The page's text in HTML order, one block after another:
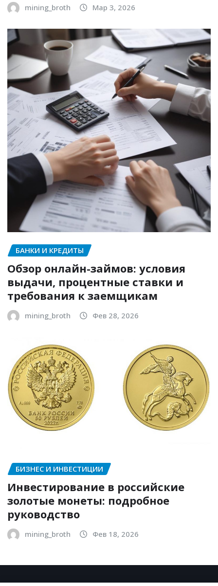
mining_broth Мар 3, 2026
БАНКИ И КРЕДИТЫ
Обзор онлайн-займов: условия
выдачи, процентные ставки и
требования к заемщикам
mining_broth Фев 28, 2026
БИЗНЕС И ИНВЕСТИЦИИ
Инвестирование в российские
золотые монеты: подробное
руководство
mining_broth Фев 18, 2026